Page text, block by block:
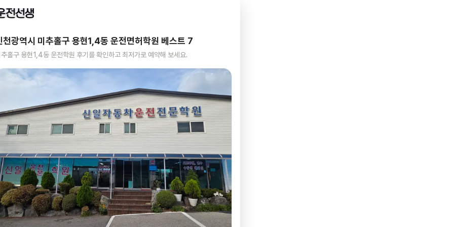
천광역시 미추홀구 용현1,4동 운전면허학원 베스트 7
홀구 용현1,4동 운전학원 후기를 확인하고 최저가로 예약해 보세요.